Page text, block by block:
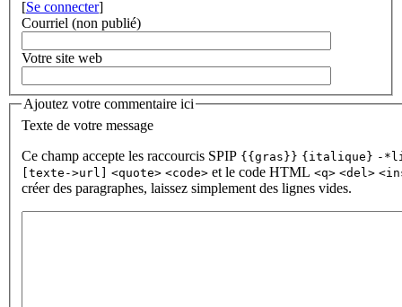
[Se connecter]
Courriel (non publié)
Votre site web
Ajoutez votre commentaire ici
Texte de votre message
Ce champ accepte les raccourcis SPIP {{gras}} {italique} -
[texte->url] <quote> <code> et le code HTML <q> <del>
créer des paragraphes, laissez simplement des lignes vides.